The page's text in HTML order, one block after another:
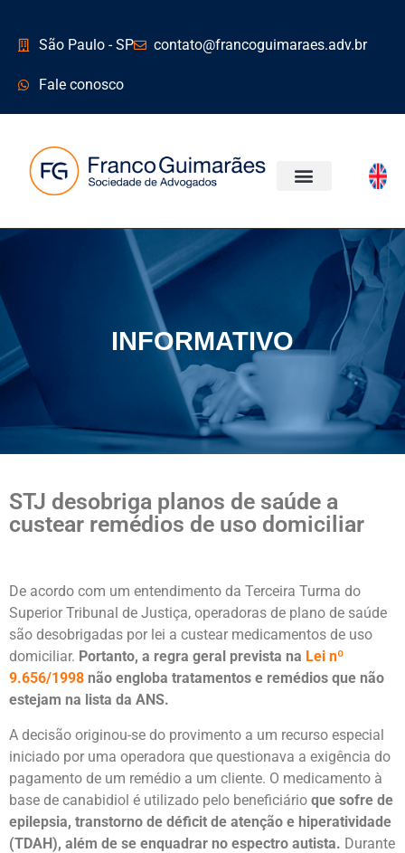
São Paulo - SP contato@francoguimaraes.adv.br
Fale conosco
INFORMATIVO
STJ desobriga planos de saúde a
custear remédios de uso domiciliar
De acordo com um entendimento da Terceira Turma do
Superior Tribunal de Justiça, operadoras de plano de saúde
são desobrigadas por lei a custear medicamentos de uso
domiciliar. Portanto, a regra geral prevista na Lei nº
9.656/1998 não engloba tratamentos e remédios que não
estejam na lista da ANS.
A decisão originou-se do provimento a um recurso especial
iniciado por uma operadora que questionava a exigência do
pagamento de um remédio a um cliente. O medicamento à
base de canabidiol é utilizado pelo beneficiário que sofre de
epilepsia, transtorno de déficit de atenção e hiperatividade
(TDAH), além de se enquadrar no espectro autista. Durante